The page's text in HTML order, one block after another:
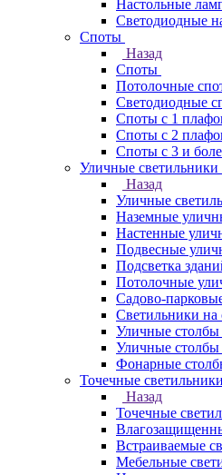
Настольные
Светодиодные
Споты
Назад
Споты
Потолочные
Светодиодные
Споты с 1
Споты с 2
Споты с 3 и
Уличные светильники
Назад
Уличные
Наземные
Настенные
Подвесные
Подсветка
Потолочные
Садово-
Светильники на
Уличные столбы
Уличные столбы
Фонарные
Точечные светильники
Назад
Точечные
Встраиваемые
Мебельные